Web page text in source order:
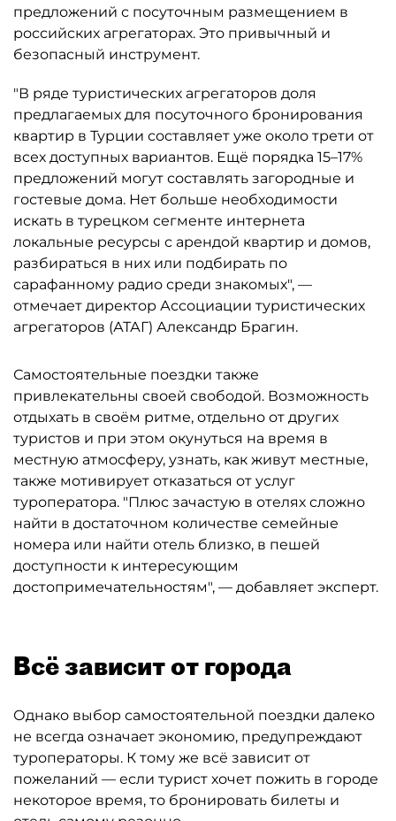
предложений с посуточным размещением в
российских агрегаторах. Это привычный и
безопасный инструмент.
"В ряде туристических агрегаторов доля
предлагаемых для посуточного бронирования
квартир в Турции составляет уже около трети от
всех доступных вариантов. Ещё порядка 15–17%
предложений могут составлять загородные и
гостевые дома. Нет больше необходимости
искать в турецком сегменте интернета
локальные ресурсы с арендой квартир и домов,
разбираться в них или подбирать по
сарафанному радио среди знакомых", —
отмечает директор Ассоциации туристических
агрегаторов (АТАГ) Александр Брагин.
Самостоятельные поездки также
привлекательны своей свободой. Возможность
отдыхать в своём ритме, отдельно от других
туристов и при этом окунуться на время в
местную атмосферу, узнать, как живут местные,
также мотивирует отказаться от услуг
туроператора. "Плюс зачастую в отелях сложно
найти в достаточном количестве семейные
номера или найти отель близко, в пешей
доступности к интересующим
достопримечательностям", — добавляет эксперт.
Всё зависит от города
Однако выбор самостоятельной поездки далеко
не всегда означает экономию, предупреждают
туроператоры. К тому же всё зависит от
пожеланий — если турист хочет пожить в городе
некоторое время, то бронировать билеты и